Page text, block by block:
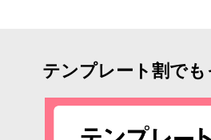
テンプレート割でも